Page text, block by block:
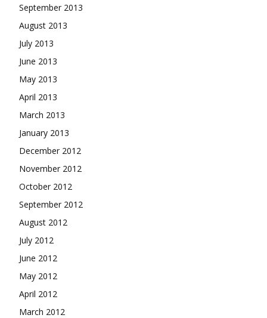
September 2013
August 2013
July 2013
June 2013
May 2013
April 2013
March 2013
January 2013
December 2012
November 2012
October 2012
September 2012
August 2012
July 2012
June 2012
May 2012
April 2012
March 2012